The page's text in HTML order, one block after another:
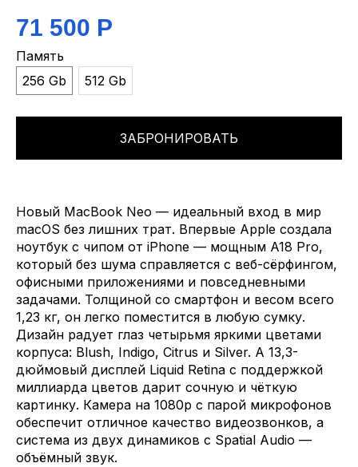
71 500 Р
Память
256 Gb
512 Gb
ЗАБРОНИРОВАТЬ
Новый MacBook Neo — идеальный вход в мир
macOS без лишних трат. Впервые Apple создала
ноутбук с чипом от iPhone — мощным A18 Pro,
который без шума справляется с веб-сёрфингом,
офисными приложениями и повседневными
задачами. Толщиной со смартфон и весом всего
1,23 кг, он легко поместится в любую сумку.
Дизайн радует глаз четырьмя яркими цветами
корпуса: Blush, Indigo, Citrus и Silver. А 13,3-
дюймовый дисплей Liquid Retina с поддержкой
миллиарда цветов дарит сочную и чёткую
картинку. Камера на 1080p с парой микрофонов
обеспечит отличное качество видеозвонков, а
система из двух динамиков с Spatial Audio —
объёмный звук.